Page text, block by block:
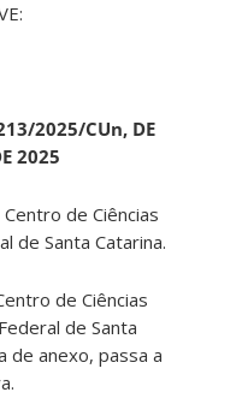
2025/CUn, DE
2025
de Ciências
de Santa Catarina.
de Ciências
de Santa
de anexo, passa a